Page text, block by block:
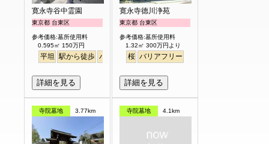
寛永寺谷中霊園
東京都 台東区
参考価格:墓所使用料
0.595㎡ 150万円
平坦 駅から徒歩 バリアフリー
詳細を見る
寛永寺德川浄苑
東京都 台東区
参考価格:墓所使用料
1.32㎡ 300万円より
桜 バリアフリー
詳細を見る
寺院墓地 3.77km 寺院墓地 4.1km